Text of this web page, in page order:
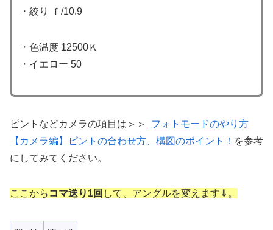
・絞り ｆ/10.9
・色温度 12500Ｋ
・イエロー 50
ピントなどカメラの項目は＞＞
フォトモードのやり方
【カメラ編】ピントの合わせ方、構図のポイント！ を参考
にしてみてください。
ここから コマ送り1回 して、アングルを変えます⇓。